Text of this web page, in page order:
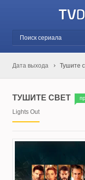
Дата выхода Тушите
ТУШИТЕ СВЕТ
Lights Out